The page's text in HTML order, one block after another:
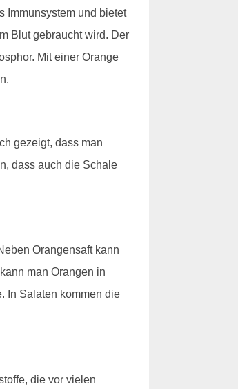
Immunsystem und bietet
Blut gebraucht wird. Der
Mit einer Orange
gezeigt, dass man
dass auch die Schale
Orangensaft kann
man Orangen in
In Salaten kommen die
die vor vielen